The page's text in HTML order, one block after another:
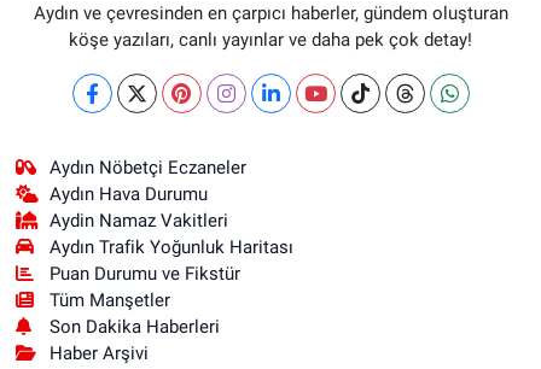
Aydın ve çevresinden en çarpıcı haberler, gündem oluşturan
köşe yazıları, canlı yayınlar ve daha pek çok detay!
Aydın Nöbetçi Eczaneler
Aydın Hava Durumu
Aydin Namaz Vakitleri
Aydın Trafik Yoğunluk Haritası
Puan Durumu ve Fikstür
Tüm Manşetler
Son Dakika Haberleri
Haber Arşivi